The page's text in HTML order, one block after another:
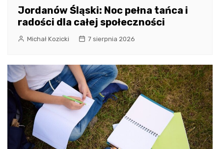
Jordanów Śląski: Noc pełna tańca i
radości dla całej społeczności
Michał Kozicki 7 sierpnia 2026